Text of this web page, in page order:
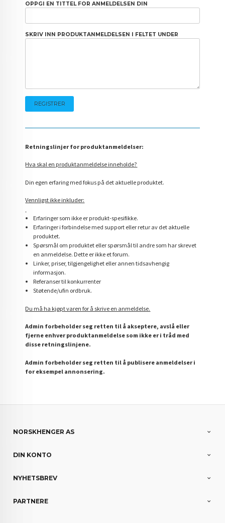
OPPGI EN TITTEL FOR ANMELDELSEN DIN
SKRIV INN PRODUKTANMELDELSEN I FELTET UNDER
Retningslinjer for produktanmeldelser:
Hva skal en produktanmeldelse inneholde?
Din egen erfaring med fokus på det aktuelle produktet.
Vennligst ikke inkluder:
Erfaringer som ikke er produkt-spesifikke.
Erfaringer i forbindelse med support eller retur av det aktuelle
produktet.
Spørsmål om produktet eller spørsmål til andre som har skrevet
en anmeldelse. Dette er ikke et forum.
Linker, priser, tilgjengelighet eller annen tidsavhengig
informasjon.
Referanser til konkurrenter
Støtende/ufin ordbruk.
Du må ha kjøpt varen for å skrive en anmeldelse.
Admin forbeholder seg retten til å akseptere, avslå eller
fjerne enhver produktanmeldelse som ikke er i tråd med
disse retningslinjene.
Admin forbeholder seg retten til å publisere anmeldelser i
for eksempel annonsering.
NORSKHENGER AS
DIN KONTO
NYHETSBREV
PARTNERE